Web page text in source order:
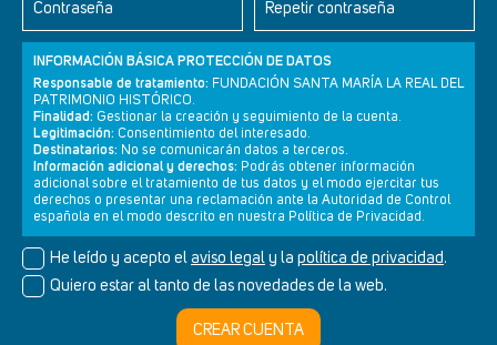
Contraseña Repetir contraseña
INFORMACIÓN BÁSICA PROTECCIÓN DE DATOS
Responsable de tratamiento: FUNDACIÓN SANTA MARÍA LA REAL DEL
PATRIMONIO HISTÓRICO.
Finalidad: Gestionar la creación y seguimiento de la cuenta.
Legitimación: Consentimiento del interesado.
Destinatarios: No se comunicarán datos a terceros.
Información adicional y derechos: Podrás obtener información
adicional sobre el tratamiento de tus datos y el modo ejercitar tus
derechos o presentar una reclamación ante la Autoridad de Control
española en el modo descrito en nuestra Política de Privacidad.
He leído y acepto el aviso legal y la política de privacidad.
Quiero estar al tanto de las novedades de la web.
CREAR CUENTA
Newsletter Aviso legal Política de privacidad Política de cookies
© Cultura+ 2026. Todos los derechos reservados